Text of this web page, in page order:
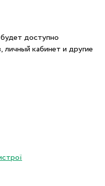
доступно
личный кабинет и другие